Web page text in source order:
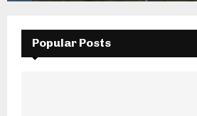
Popular Posts